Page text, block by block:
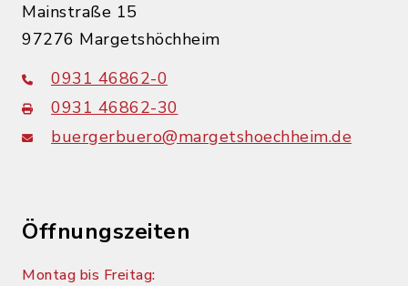
Mainstraße 15
97276 Margetshöchheim
0931 46862-0
0931 46862-30
buergerbuero@margetshoechheim.de
Öffnungszeiten
Montag bis Freitag: